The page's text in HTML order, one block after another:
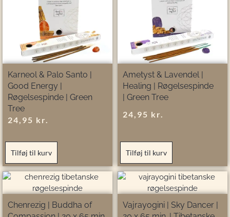
Karneol & Palo Santo |
Good Energy |
Røgelsespinde | Green
Tree
24,95 kr.
Tilføj til kurv
Ametyst & Lavendel |
Healing | Røgelsespinde
| Green Tree
24,95 kr.
Tilføj til kurv
Chenrezig | Buddha of
Vajrayogini | Sky Dancer |